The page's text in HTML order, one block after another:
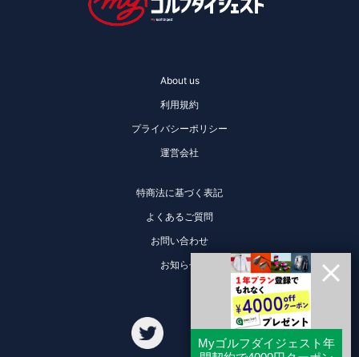
About us
利用規約
プライバシーポリシー
運営会社
特商法に基づく表記
よくあるご質問
お問い合わせ
お知らせ